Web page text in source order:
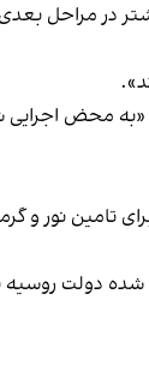
در مراحل
«به محض
نور و گرما
شده دولت روسیه